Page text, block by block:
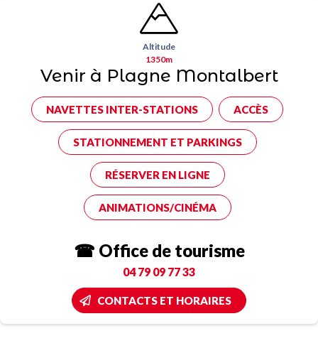
Altitude
1350m
Venir à Plagne Montalbert
NAVETTES INTER-STATIONS ACCÈS
STATIONNEMENT ET PARKINGS
RÉSERVER EN LIGNE
ANIMATIONS/CINÉMA
☎ Office de tourisme
04 79 09 77 33
CONTACTS ET HORAIRES